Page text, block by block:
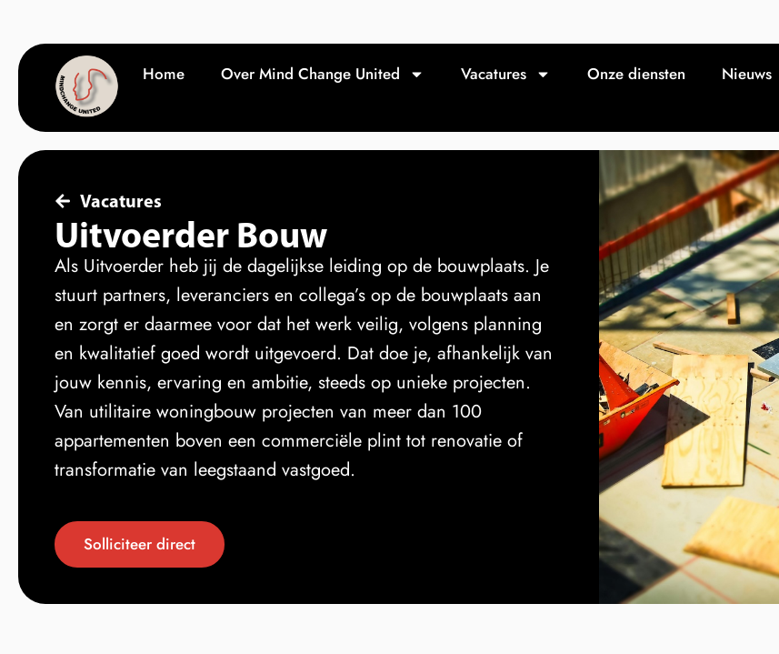
Home Over Mind Change United Vacatures Onze diensten Nieuws
Vacatures
Uitvoerder Bouw
Als Uitvoerder heb jij de dagelijkse leiding op de bouwplaats. Je
stuurt partners, leveranciers en collega’s op de bouwplaats aan
en zorgt er daarmee voor dat het werk veilig, volgens planning
en kwalitatief goed wordt uitgevoerd. Dat doe je, afhankelijk van
jouw kennis, ervaring en ambitie, steeds op unieke projecten.
Van utilitaire woningbouw projecten van meer dan 100
appartementen boven een commerciële plint tot renovatie of
transformatie van leegstaand vastgoed.
Solliciteer direct